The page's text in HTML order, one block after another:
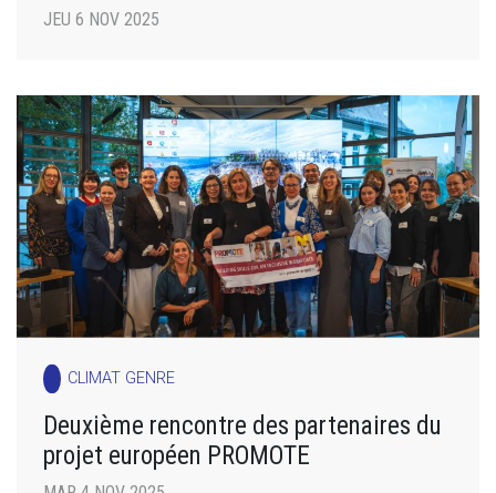
JEU 6 NOV 2025
CLIMAT GENRE
Deuxième rencontre des partenaires du
projet européen PROMOTE